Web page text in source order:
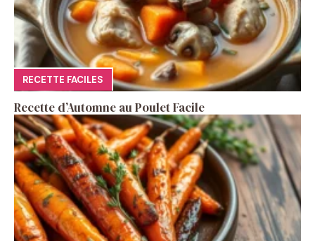
RECETTE FACILES
Recette d’Automne au Poulet Facile